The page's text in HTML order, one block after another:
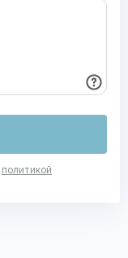
политикой